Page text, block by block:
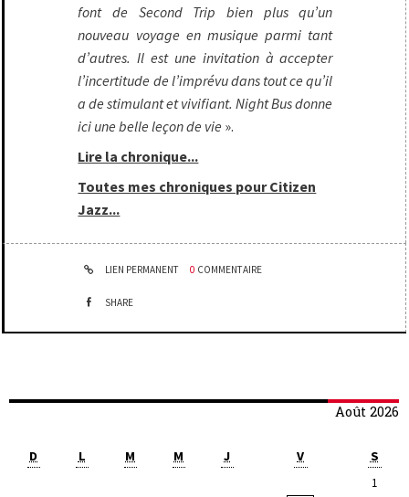
Août 2026
D L M M J V S
1
font de Second Trip bien plus qu’un
nouveau voyage en musique parmi tant
d’autres. Il est une invitation à accepter
l’incertitude de l’imprévu dans tout ce qu’il
a de stimulant et vivifiant. Night Bus donne
ici une belle leçon de vie ».
Lire la chronique...
Toutes mes chroniques pour Citizen
Jazz...
LIEN PERMANENT 0 COMMENTAIRE
SHARE